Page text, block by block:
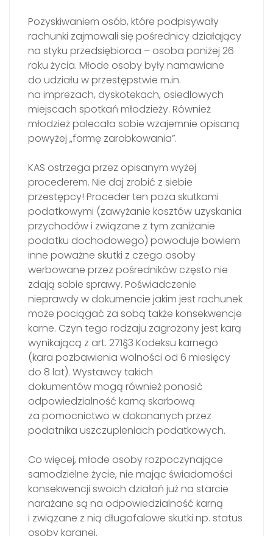
Pozyskiwaniem osób, które podpisywały
rachunki zajmowali się pośrednicy działający
na styku przedsiębiorca – osoba poniżej 26
roku życia. Młode osoby były namawiane
do udziału w przestępstwie m.in.
na imprezach, dyskotekach, osiedlowych
miejscach spotkań młodzieży. Również
młodzież polecała sobie wzajemnie opisaną
powyżej „formę zarobkowania”.
KAS ostrzega przez opisanym wyżej
procederem. Nie daj zrobić z siebie
przestępcy! Proceder ten poza skutkami
podatkowymi (zawyżanie kosztów uzyskania
przychodów i związane z tym zaniżanie
podatku dochodowego) powoduje bowiem
inne poważne skutki z czego osoby
werbowane przez pośredników często nie
zdają sobie sprawy. Poświadczenie
nieprawdy w dokumencie jakim jest rachunek
może pociągać za sobą także konsekwencje
karne. Czyn tego rodzaju zagrożony jest karą
wynikającą z art. 271§3 Kodeksu karnego
(kara pozbawienia wolności od 6 miesięcy
do 8 lat). Wystawcy takich
dokumentów mogą również ponosić
odpowiedzialność karną skarbową
za pomocnictwo w dokonanych przez
podatnika uszczupleniach podatkowych.
Co więcej, młode osoby rozpoczynające
samodzielne życie, nie mając świadomości
konsekwencji swoich działań już na starcie
narażane są na odpowiedzialność karną
i związane z nią długofalowe skutki np. status
osoby karanej.